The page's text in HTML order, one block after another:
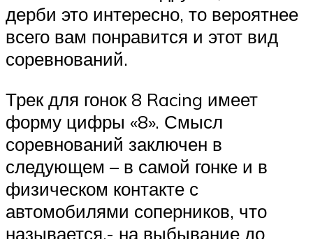
дерби это интересно, то вероятнее
всего вам понравится и этот вид
соревнований.
Трек для гонок 8 Racing имеет
форму цифры «8». Смысл
соревнований заключен в
следующем – в самой гонке и в
физическом контакте с
автомобилями соперников, что
называется,- на выбывание до